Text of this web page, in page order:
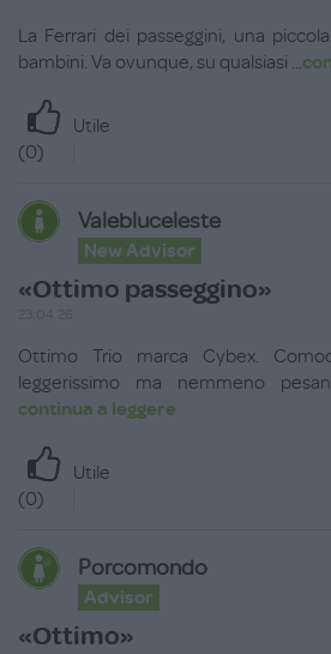
La Ferrari dei passeggini, una
bambini. Va ovunque, su qualsiasi ...
Utile
(0)
Valebluceleste
New Advisor
«Ottimo passeggino»
Ottimo Trio marca Cybex.
leggerissimo ma nemmeno
continua a leggere
Utile
(0)
Porcomondo
Advisor
«Ottimo»